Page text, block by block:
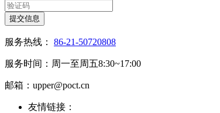
提交信息
服务热线： 86-21-50720808
服务时间：周一至周五8:30~17:00
邮箱：upper@poct.cn
友情链接：